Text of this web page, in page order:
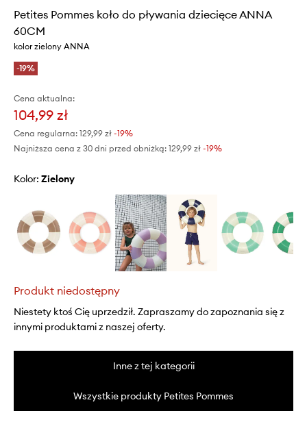
Petites Pommes koło do pływania dziecięce ANNA
60CM
kolor zielony ANNA
-19%
Cena aktualna:
104,99 zł
Cena regularna: 129,99 zł -19%
Najniższa cena z 30 dni przed obniżką: 129,99 zł -19%
Kolor: zielony
Produkt niedostępny
Niestety ktoś Cię uprzedził. Zapraszamy do zapoznania się z
innymi produktami z naszej oferty.
Inne z tej kategorii
Wszystkie produkty Petites Pommes